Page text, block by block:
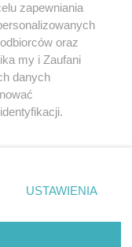
sięz nami
zapewniania
oraz
my i Zaufani
danych
prywatności
zgody
się takiemu
USTAWIENIA